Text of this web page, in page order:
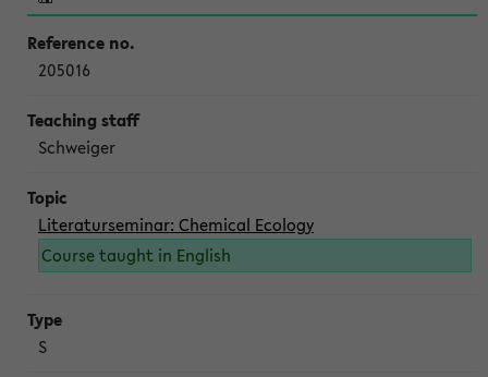
205016
Schweiger
Literaturseminar: Chemical Ecology
Course taught in English
S